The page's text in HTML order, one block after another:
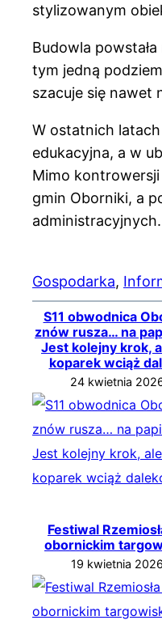
stylizowanym
Budowla
tym jedną
szacuje się nawet
W ostatnich latach
edukacyjna, a w
Mimo
gmin Oborniki, a
administracyjnych.
Gospodarka,
S11 obwodnica
znów rusza… na
Jest kolejny krok,
koparek wciąż
24 kwietnia
Festiwal
obornickim
19 kwietnia 2026